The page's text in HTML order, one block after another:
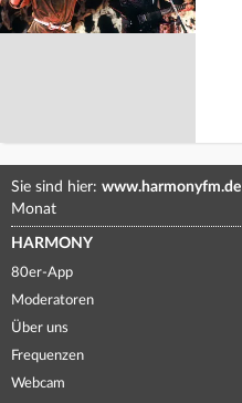
Sie sind hier: www.harmonyfm.de
Monat
HARMONY
80er-App
Moderatoren
Über uns
Frequenzen
Webcam